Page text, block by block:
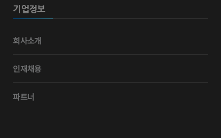
기업정보
회사소개
인재채용
파트너